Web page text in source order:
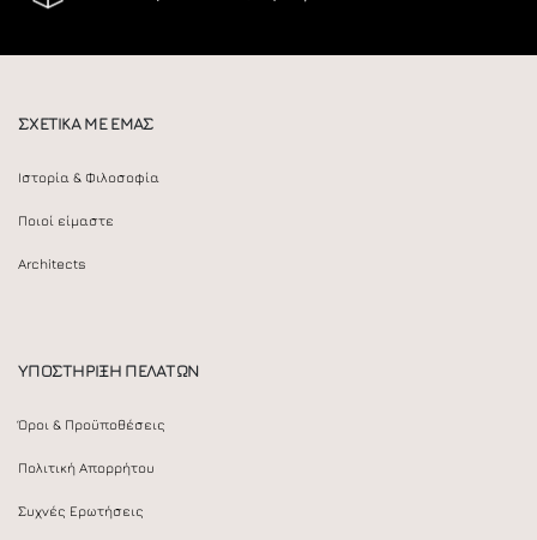
ΣΧΕΤΙΚΑ ΜΕ ΕΜΑΣ
Ιστορία & Φιλοσοφία
Ποιοί είμαστε
Architects
ΥΠΟΣΤΗΡΙΞΗ ΠΕΛΑΤΩΝ
Όροι & Προϋποθέσεις
Πολιτική Απορρήτου
Συχνές Ερωτήσεις